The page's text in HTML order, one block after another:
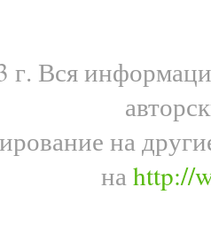
г. Вся
на
наhttp://